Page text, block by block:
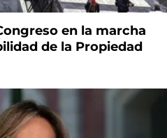
en la marcha
de la Propiedad